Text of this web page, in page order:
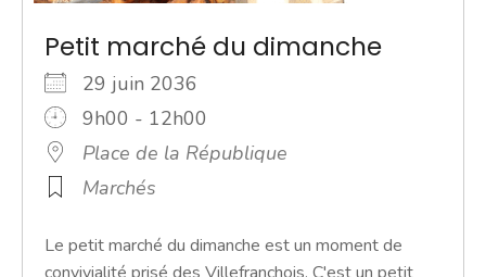
Petit marché du dimanche
29 juin 2036
9h00 - 12h00
Place de la République
Marchés
Le petit marché du dimanche est un moment de